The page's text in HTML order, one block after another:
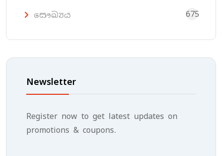
සෞඛ්‍යය 675
Newsletter
Register now to get latest updates on
promotions & coupons.